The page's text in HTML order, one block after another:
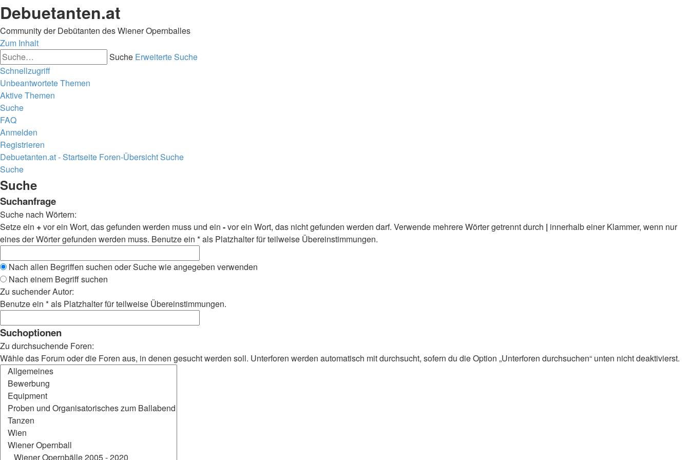
Debuetanten.at
Community der Debütanten des Wiener Opernballes
Zum Inhalt
Suche Erweiterte Suche
Schnellzugriff
Unbeantwortete Themen
Aktive Themen
Suche
FAQ
Anmelden
Registrieren
Debuetanten.at - Startseite Foren-ÜbersichtSuche
Suche
Suche
Suchanfrage
Suche nach Wörtern:
Setze ein +vor ein Wort, das gefunden werden muss und ein -vor ein Wort, das nicht gefunden werden darf. Verwende mehrere Wörter getrennt durch | innerhalb einer Klammer, wenn nur
eines der Wörter gefunden werden muss. Benutze ein * als Platzhalter für teilweise Übereinstimmungen.
Nach allen Begriffen suchen oder Suche wie angegeben verwenden
Nach einem Begriff suchen
Zu suchender Autor:
Benutze ein * als Platzhalter für teilweise Übereinstimmungen.
Suchoptionen
Zu durchsuchende Foren:
Wähle das Forum oder die Foren aus, in denen gesucht werden soll. Unterforen werden automatisch mit durchsucht, sofern du die Option „Unterforen durchsuchen“ unten nicht deaktivierst.